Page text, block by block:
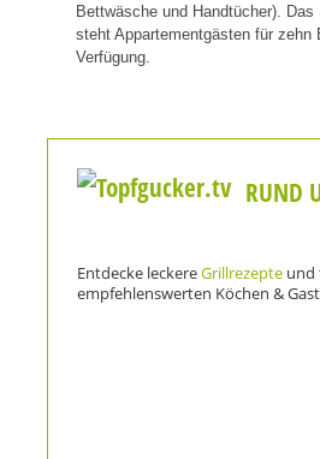
Bettwäsche und Handtücher).
steht Appartementgästen für zehn
Verfügung.
RUND
Entdecke leckereGrillrezepte und
empfehlenswerten Köchen &